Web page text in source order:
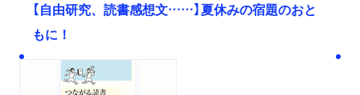
【自由研究、読書感想文……】夏休みの宿題のおと
もに！